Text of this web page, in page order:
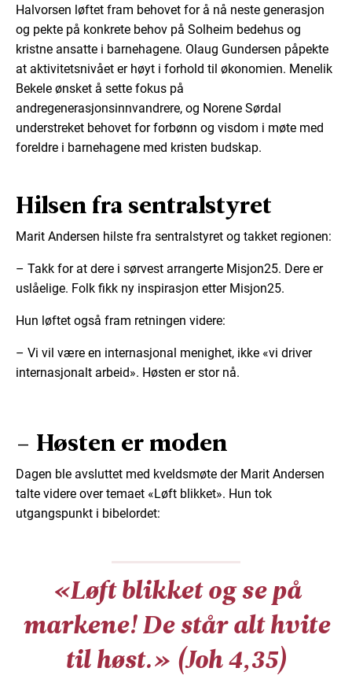
Halvorsen løftet fram behovet for å nå neste generasjon
og pekte på konkrete behov på Solheim bedehus og
kristne ansatte i barnehagene. Olaug Gundersen påpekte
at aktivitetsnivået er høyt i forhold til økonomien. Menelik
Bekele ønsket å sette fokus på
andregenerasjonsinnvandrere, og Norene Sørdal
understreket behovet for forbønn og visdom i møte med
foreldre i barnehagene med kristen budskap.
Hilsen fra sentralstyret
Marit Andersen hilste fra sentralstyret og takket regionen:
– Takk for at dere i sørvest arrangerte Misjon25. Dere er
uslåelige. Folk fikk ny inspirasjon etter Misjon25.
Hun løftet også fram retningen videre:
– Vi vil være en internasjonal menighet, ikke «vi driver
internasjonalt arbeid». Høsten er stor nå.
– Høsten er moden
Dagen ble avsluttet med kveldsmøte der Marit Andersen
talte videre over temaet «Løft blikket». Hun tok
utgangspunkt i bibelordet:
«Løft blikket og se på
markene! De står alt hvite
til høst.» (Joh 4,35)